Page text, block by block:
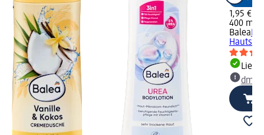
1,95 €
400 ml
Balea
dm